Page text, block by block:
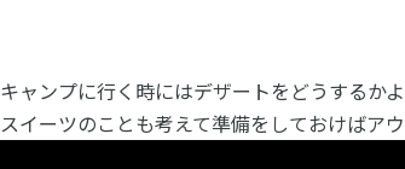
キャンプに行く時にはデザートをどうするか
スイーツのことも考えて準備をしておけばア